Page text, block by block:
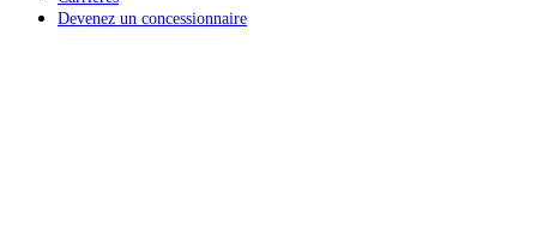
Devenez un concessionnaire